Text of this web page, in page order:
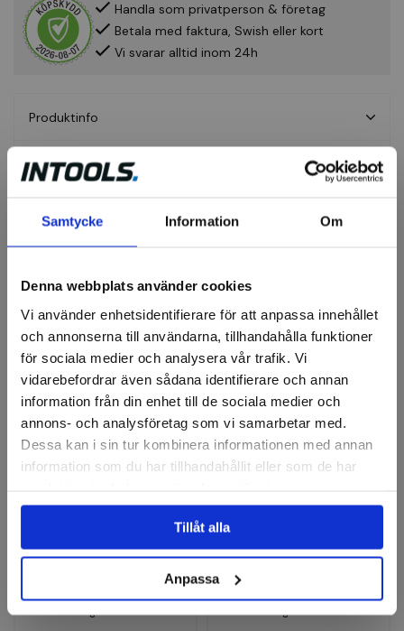
Samtycke Information Om
Denna webbplats använder cookies
Vi använder enhetsidentifierare för att anpassa innehållet
och annonserna till användarna, tillhandahålla funktioner
för sociala medier och analysera vår trafik. Vi
vidarebefordrar även sådana identifierare och annan
information från din enhet till de sociala medier och
annons- och analysföretag som vi samarbetar med.
Dessa kan i sin tur kombinera informationen med annan
information som du har tillhandahållit eller som de har
Tillåt alla
Anpassa
Handla som privatperson & företag
Betala med faktura, Swish eller kort
Vi svarar alltid inom 24h
Produktinfo
Fråga om produkt
Fiberrondeller
Fiberrondell Keramisk
Finns i fler varianter
Fiberrondell Combiclick,
CO-COOL, 115mm
Finns i fler varianter
31 kr